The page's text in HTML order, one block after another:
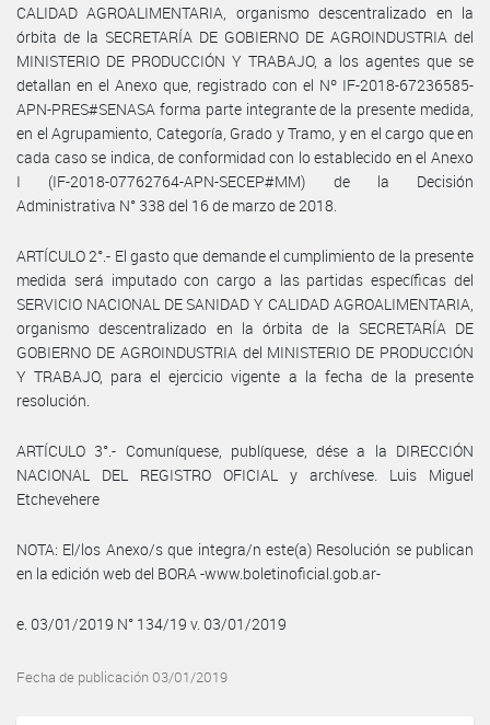
CALIDAD AGROALIMENTARIA, organismo descentralizado en la
órbita de la SECRETARÍA DE GOBIERNO DE AGROINDUSTRIA del
MINISTERIO DE PRODUCCIÓN Y TRABAJO, a los agentes que se
detallan en el Anexo que, registrado con el Nº IF-2018-67236585-
APN-PRES#SENASA forma parte integrante de la presente medida,
en el Agrupamiento, Categoría, Grado y Tramo, y en el cargo que en
cada caso se indica, de conformidad con lo establecido en el Anexo
I (IF-2018-07762764-APN-SECEP#MM) de la Decisión
Administrativa N° 338 del 16 de marzo de 2018.
ARTÍCULO 2°.- El gasto que demande el cumplimiento de la presente
medida será imputado con cargo a las partidas específicas del
SERVICIO NACIONAL DE SANIDAD Y CALIDAD AGROALIMENTARIA,
organismo descentralizado en la órbita de la SECRETARÍA DE
GOBIERNO DE AGROINDUSTRIA del MINISTERIO DE PRODUCCIÓN
Y TRABAJO, para el ejercicio vigente a la fecha de la presente
resolución.
ARTÍCULO 3°.- Comuníquese, publíquese, dése a la DIRECCIÓN
NACIONAL DEL REGISTRO OFICIAL y archívese. Luis Miguel
Etchevehere
NOTA: El/los Anexo/s que integra/n este(a) Resolución se publican
en la edición web del BORA -www.boletinoficial.gob.ar-
e. 03/01/2019 N° 134/19 v. 03/01/2019
Fecha de publicación 03/01/2019